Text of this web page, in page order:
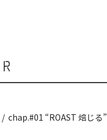
/ chap.#01 “ROAST 焙じる”